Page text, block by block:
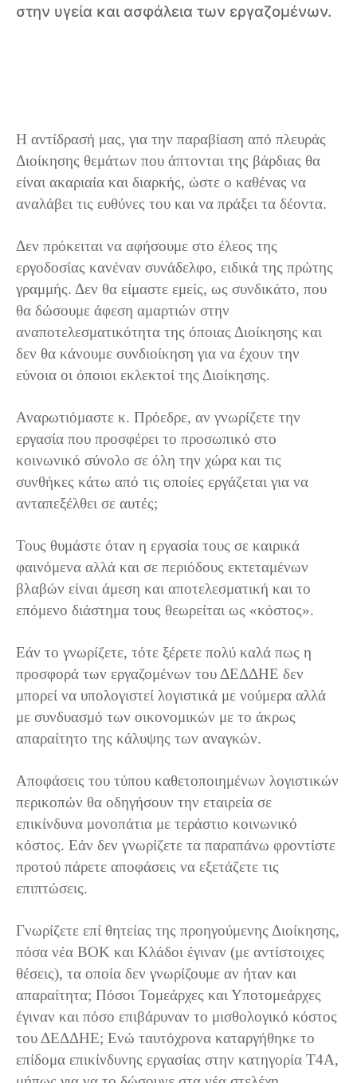
στην υγεία και ασφάλεια των εργαζομένων.
Η αντίδρασή μας, για την παραβίαση από πλευράς
Διοίκησης θεμάτων που άπτονται της βάρδιας θα
είναι ακαριαία και διαρκής, ώστε ο καθένας να
αναλάβει τις ευθύνες του και να πράξει τα δέοντα.
Δεν πρόκειται να αφήσουμε στο έλεος της
εργοδοσίας κανέναν συνάδελφο, ειδικά της πρώτης
γραμμής. Δεν θα είμαστε εμείς, ως συνδικάτο, που
θα δώσουμε άφεση αμαρτιών στην
αναποτελεσματικότητα της όποιας Διοίκησης και
δεν θα κάνουμε συνδιοίκηση για να έχουν την
εύνοια οι όποιοι εκλεκτοί της Διοίκησης.
Αναρωτιόμαστε κ. Πρόεδρε, αν γνωρίζετε την
εργασία που προσφέρει το προσωπικό στο
κοινωνικό σύνολο σε όλη την χώρα και τις
συνθήκες κάτω από τις οποίες εργάζεται για να
ανταπεξέλθει σε αυτές;
Τους θυμάστε όταν η εργασία τους σε καιρικά
φαινόμενα αλλά και σε περιόδους εκτεταμένων
βλαβών είναι άμεση και αποτελεσματική και το
επόμενο διάστημα τους θεωρείται ως «κόστος».
Εάν το γνωρίζετε, τότε ξέρετε πολύ καλά πως η
προσφορά των εργαζομένων του ΔΕΔΔΗΕ δεν
μπορεί να υπολογιστεί λογιστικά με νούμερα αλλά
με συνδυασμό των οικονομικών με το άκρως
απαραίτητο της κάλυψης των αναγκών.
Αποφάσεις του τύπου καθετοποιημένων λογιστικών
περικοπών θα οδηγήσουν την εταιρεία σε
επικίνδυνα μονοπάτια με τεράστιο κοινωνικό
κόστος. Εάν δεν γνωρίζετε τα παραπάνω φροντίστε
προτού πάρετε αποφάσεις να εξετάζετε τις
επιπτώσεις.
Γνωρίζετε επί θητείας της προηγούμενης Διοίκησης,
πόσα νέα ΒΟΚ και Κλάδοι έγιναν (με αντίστοιχες
θέσεις), τα οποία δεν γνωρίζουμε αν ήταν και
απαραίτητα; Πόσοι Τομεάρχες και Υποτομεάρχες
έγιναν και πόσο επιβάρυναν το μισθολογικό κόστος
του ΔΕΔΔΗΕ; Ενώ ταυτόχρονα καταργήθηκε το
επίδομα επικίνδυνης εργασίας στην κατηγορία Τ4Α,